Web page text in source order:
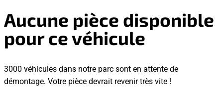
Aucune pièce disponible
pour ce véhicule
3000 véhicules dans notre parc sont en attente de
démontage. Votre pièce devrait revenir très vite !